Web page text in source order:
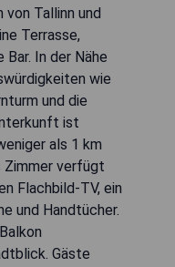
Tallinn und
Terrasse,
In der Nähe
wie
und die
ist
als 1 km
Zimmer verfügt
Flachbild-TV, ein
und Handtücher.
Gäste